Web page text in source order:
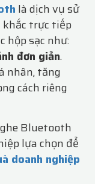
là dịch vụ sử
khắc trực tiếp
hộp sạc như:
đơn giản.
nhân, tăng
cách riêng
Bluetooth
lựa chọn để
doanh nghiệp